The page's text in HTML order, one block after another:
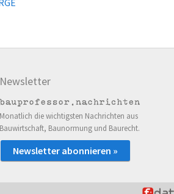
Newsletter
Monatlich die wichtigsten Nachrichten aus
Bauwirtschaft, Baunormung und Baurecht.
Newsletter abonnieren »